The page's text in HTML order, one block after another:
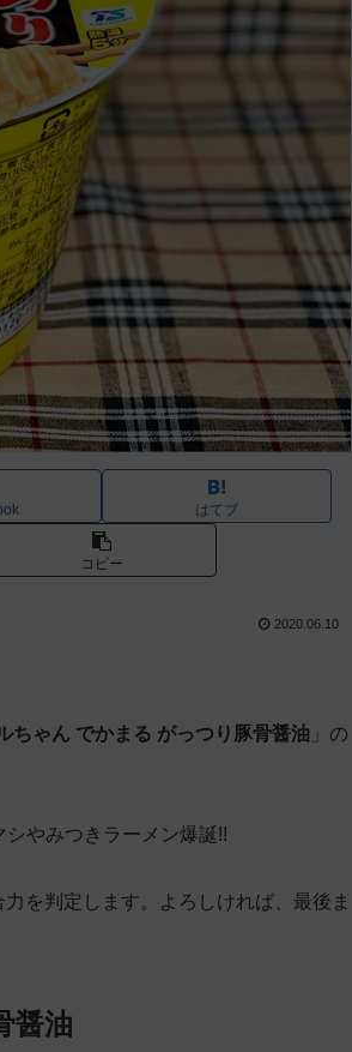
はてブ
コピー
2020.06.10
ちゃん でかまる がっつり豚骨醤油 」の
やみつきラーメン爆誕!!
を判定します。よろしければ、最後ま
醤油